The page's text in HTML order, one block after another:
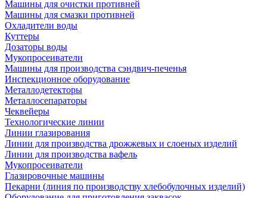
Машины для очистки противней
Машины для смазки противней
Охладители воды
Куттеры
Дозаторы воды
Мукопросеиватели
Машины для производства сэндвич-печенья
Инспекционное оборудование
Металлодетекторы
Металлосепараторы
Чеквейеры
Технологические линии
Линии глазирования
Линии для производства дрожжевых и слоеных изделий
Линии для производства вафель
Мукопросеиватели
Глазировочные машины
Пекарни (линия по производству хлебобулочных изделий)